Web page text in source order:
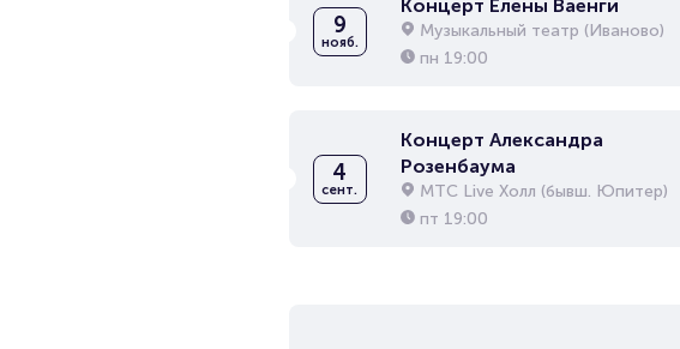
9
нояб.
Концерт Елены Ваенги
Музыкальный театр (Иваново)
пн 19:00
4
сент.
Концерт Александра
Розенбаума
МТС Live Холл (бывш. Юпитер)
пт 19:00